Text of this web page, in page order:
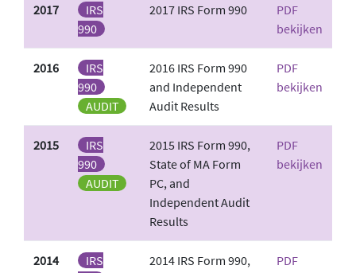
2017
IRS
990
2017 IRS Form 990
PDF
bekijken
2016
IRS
990
AUDIT
2016 IRS Form 990
and Independent
Audit Results
PDF
bekijken
2015
IRS
990
AUDIT
2015 IRS Form 990,
State of MA Form
PC, and
Independent Audit
Results
PDF
bekijken
2014
IRS
2014 IRS Form 990,
PDF